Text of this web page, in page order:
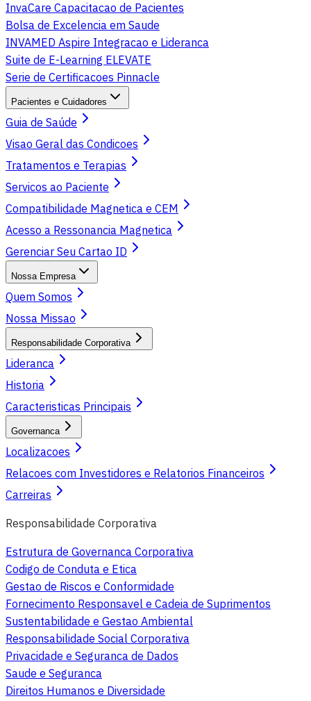
InvaCare Capacitacao de Pacientes
Bolsa de Excelencia em Saude
INVAMED Aspire Integracao e Lideranca
Suite de E-Learning ELEVATE
Serie de Certificacoes Pinnacle
Pacientes e Cuidadores
Guia de Saúde
Visao Geral das Condicoes
Tratamentos e Terapias
Servicos ao Paciente
Compatibilidade Magnetica e CEM
Acesso a Ressonancia Magnetica
Gerenciar Seu Cartao ID
Nossa Empresa
Quem Somos
Nossa Missao
Responsabilidade Corporativa
Lideranca
Historia
Caracteristicas Principais
Governanca
Localizacoes
Relacoes com Investidores e Relatorios Financeiros
Carreiras
Responsabilidade Corporativa
Estrutura de Governanca Corporativa
Codigo de Conduta e Etica
Gestao de Riscos e Conformidade
Fornecimento Responsavel e Cadeia de Suprimentos
Sustentabilidade e Gestao Ambiental
Responsabilidade Social Corporativa
Privacidade e Seguranca de Dados
Saude e Seguranca
Direitos Humanos e Diversidade